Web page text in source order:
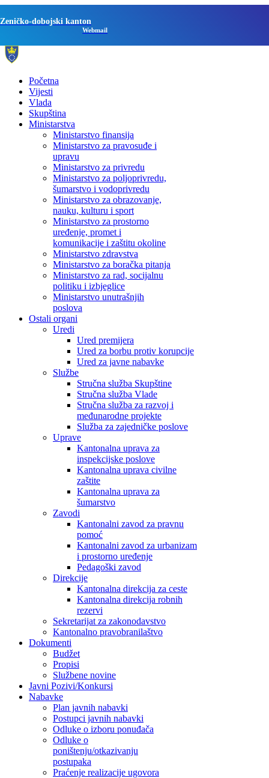
Zeničko-dobojski kanton
Webmail
Početna
Vijesti
Vlada
Skupština
Ministarstva
Ministarstvo finansija
Ministarstvo za pravosuđe i
upravu
Ministarstvo za privredu
Ministarstvo za poljoprivredu,
šumarstvo i vodoprivredu
Ministarstvo za obrazovanje,
nauku, kulturu i sport
Ministarstvo za prostorno
uređenje, promet i
komunikacije i zaštitu okoline
Ministarstvo zdravstva
Ministarstvo za boračka pitanja
Ministarstvo za rad, socijalnu
politiku i izbjeglice
Ministarstvo unutrašnjih
poslova
Ostali organi
Uredi
Ured premijera
Ured za borbu protiv korupcije
Ured za javne nabavke
Službe
Stručna služba Skupštine
Stručna služba Vlade
Stručna služba za razvoj i
međunarodne projekte
Služba za zajedničke poslove
Uprave
Kantonalna uprava za
inspekcijske poslove
Kantonalna uprava civilne
zaštite
Kantonalna uprava za
šumarstvo
Zavodi
Kantonalni zavod za pravnu
pomoć
Kantonalni zavod za urbanizam
i prostorno uređenje
Pedagoški zavod
Direkcije
Kantonalna direkcija za ceste
Kantonalna direkcija robnih
rezervi
Sekretarijat za zakonodavstvo
Kantonalno pravobranilaštvo
Dokumenti
Budžet
Propisi
Službene novine
Javni Pozivi/Konkursi
Nabavke
Plan javnih nabavki
Postupci javnih nabavki
Odluke o izboru ponuđača
Odluke o
poništenju/otkazivanju
postupaka
Praćenje realizacije ugovora